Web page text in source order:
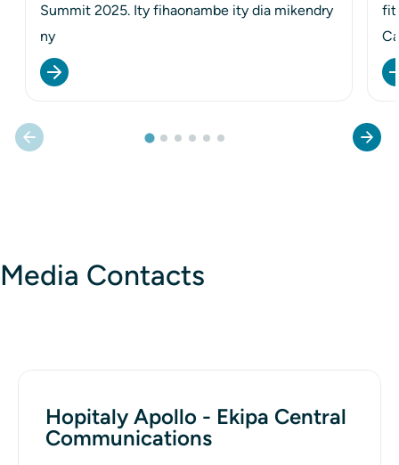
Summit 2025. Ity fihaonambe ity dia mikendry
ny
Media Contacts
Hopitaly Apollo - Ekipa Central
Communications